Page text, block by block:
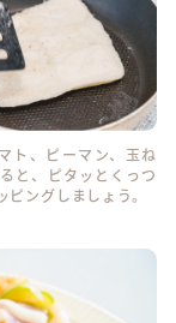
ト、ピーマン、玉ね
と、ピタッとくっつ
ングしましょう。